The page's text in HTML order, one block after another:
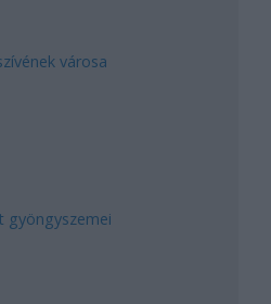
városa
gyöngyszemei